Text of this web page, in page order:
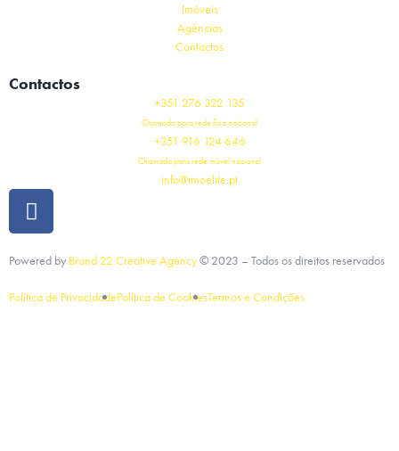
Imóveis
Agências
Contactos
Contactos
+351 276 322 135
Chamada para rede fixa nacional
+351 916 124 646
Chamada para rede móvel nacional
info@imoelite.pt
Powered by Brand 22 Creative Agency© 2023 – Todos os direitos reservados
Política de PrivacidadePolítica de CookiesTermos e Condições